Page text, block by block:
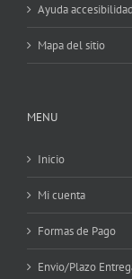
Ayuda accesibilidad
Mapa del sitio
MENU
Inicio
Mi cuenta
Formas de Pago
Envio/Plazo